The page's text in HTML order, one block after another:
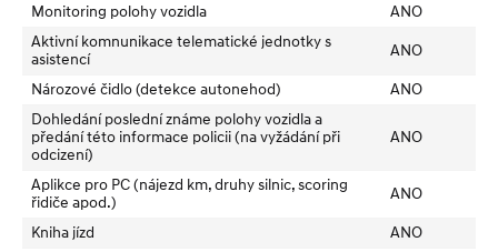
Monitoring polohy vozidla
ANO
Aktivní komnunikace telematické jednotky s
asistencí
ANO
Nározové čidlo (detekce autonehod)
ANO
Dohledání poslední známe polohy vozidla a
předání této informace policii (na vyžádání při
odcizení)
ANO
Aplikce pro PC (nájezd km, druhy silnic, scoring
řidiče apod.)
ANO
Kniha jízd
ANO